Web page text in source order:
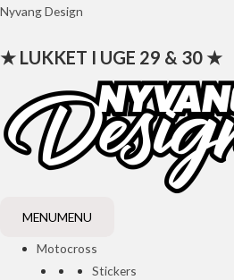
Gå
indholdet
Nyvang Design
★ LUKKET I UGE 29 & 30 ★
MENUMENU
Motocross
Stickers